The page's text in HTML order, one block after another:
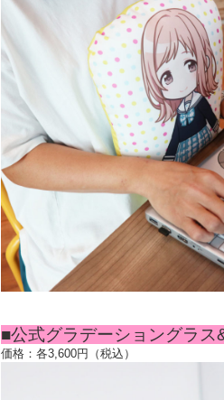
■公式グラデーショングラス
価格：各3,600円（税込）